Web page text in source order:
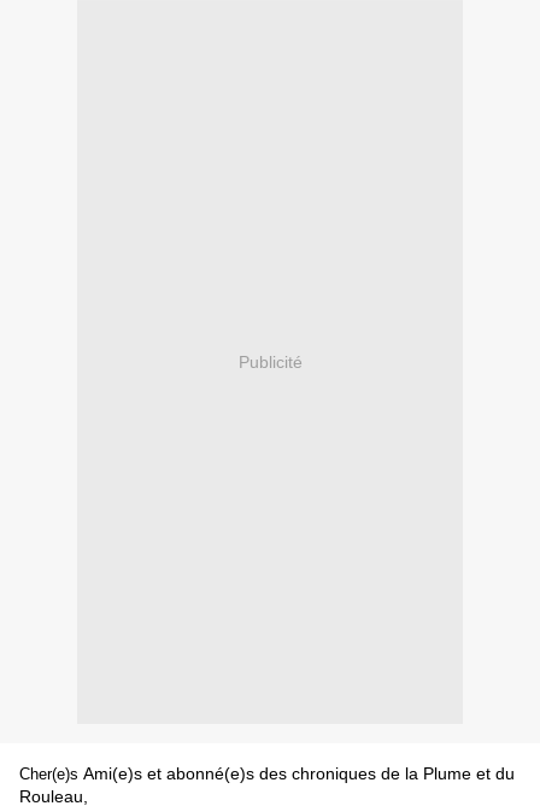
Publicité
Cher(e)s Ami(e)s et abonné(e)s des chroniques de la Plume et du
Rouleau,